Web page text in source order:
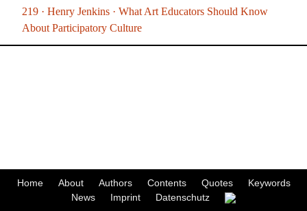
219 · Henry Jenkins · What Art Educators Should Know
About Participatory Culture
Home About Authors Contents Quotes
Keywords
News
Imprint Datenschutz